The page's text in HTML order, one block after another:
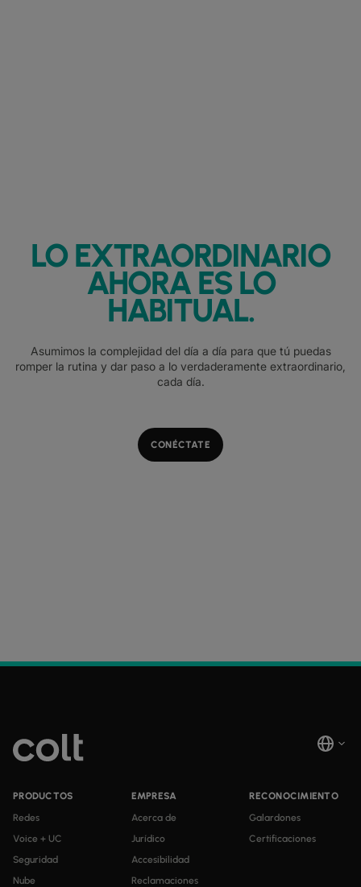
LO EXTRAORDINARIO
AHORA ES LO
HABITUAL.
Asumimos la complejidad del día a día para que tú puedas
romper la rutina y dar paso a lo verdaderamente extraordinario,
cada día.
CONÉCTATE
PRODUCTOS
Redes
Voice + UC
Seguridad
Nube
EMPRESA
Acerca de
Jurídico
Accesibilidad
Reclamaciones
RECONOCIMIENTO
Galardones
Certificaciones